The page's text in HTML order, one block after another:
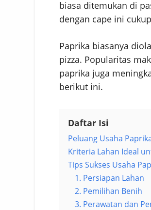
biasa ditemukan di
dengan cape ini
Paprika biasanya
pizza. Popularitas
paprika juga
berikut ini.
Daftar Isi
Peluang Usaha
Kriteria Lahan Ideal
Tips Sukses Usaha
1. Persiapan Lahan
2. Pemilihan Benih
3. Perawatan dan